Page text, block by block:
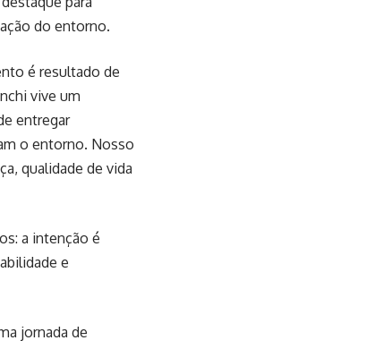
do entorno.
é resultado de
vive um
entregar
o entorno. Nosso
qualidade de vida
a intenção é
e
jornada de